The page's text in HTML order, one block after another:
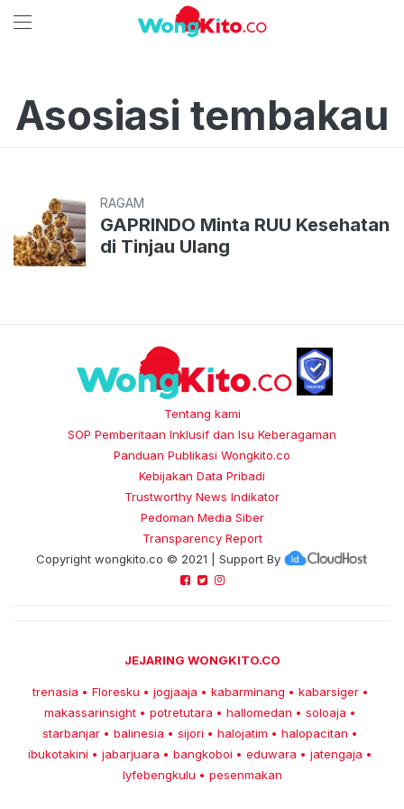
Asosiasi tembakau
RAGAM
GAPRINDO Minta RUU Kesehatan
di Tinjau Ulang
Tentang kami
SOP Pemberitaan Inklusif dan Isu Keberagaman
Panduan Publikasi Wongkito.co
Kebijakan Data Pribadi
Trustworthy News Indikator
Pedoman Media Siber
Transparency Report
Copyright wongkito.co © 2021 | Support By
JEJARING WONGKITO.CO
trenasia • Floresku • jogjaaja • kabarminang • kabarsiger •
makassarinsight • potretutara • hallomedan • soloaja •
starbanjar • balinesia • sijori • halojatim • halopacitan •
ibukotakini • jabarjuara • bangkoboi • eduwara • jatengaja •
lyfebengkulu • pesenmakan